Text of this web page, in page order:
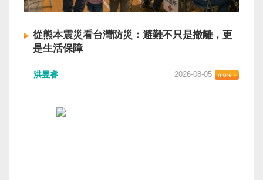
從熊本震災看台灣防災：避難不只是撤離，更
是生活保障
洪昱睿 2026-08-05